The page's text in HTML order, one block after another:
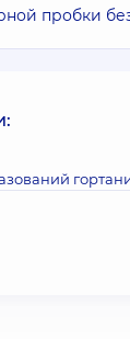
пробки